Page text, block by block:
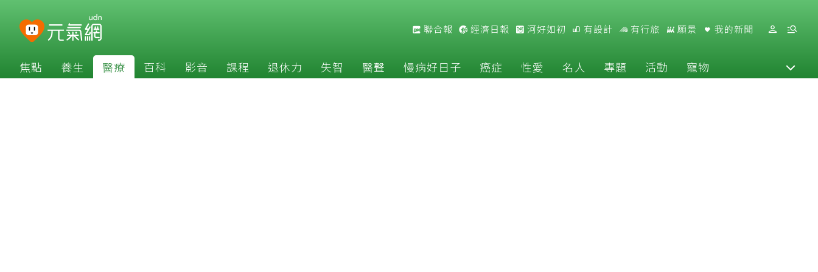
聯合報 經濟日報 河好如初 有設計 有行旅 願景 我的新聞
焦點 養生 醫療 百科 影音 課程 退休力 失智 醫聲 慢病好日子 癌症 性愛 名人 專題 活動 寵物